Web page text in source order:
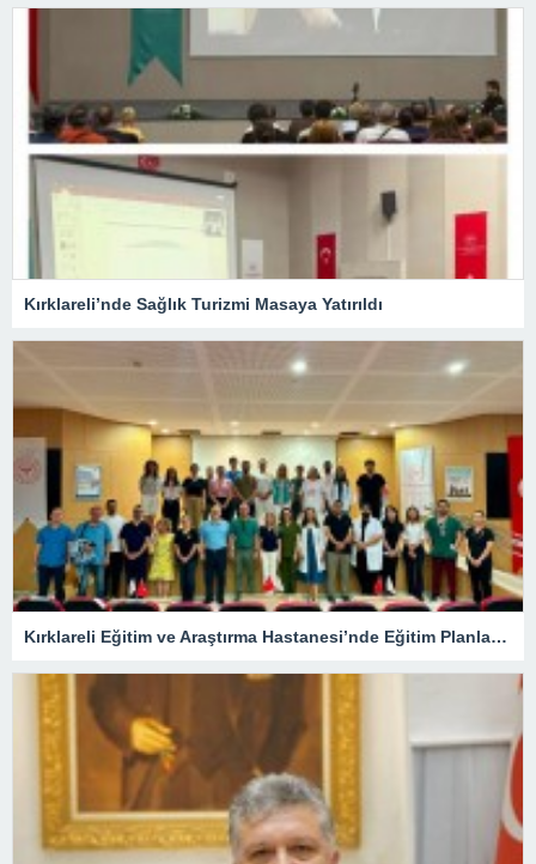
Kırklareli’nde Sağlık Turizmi Masaya Yatırıldı
Kırklareli Eğitim ve Araştırma Hastanesi’nde Eğitim Planlaması Masaya Yatırıldı